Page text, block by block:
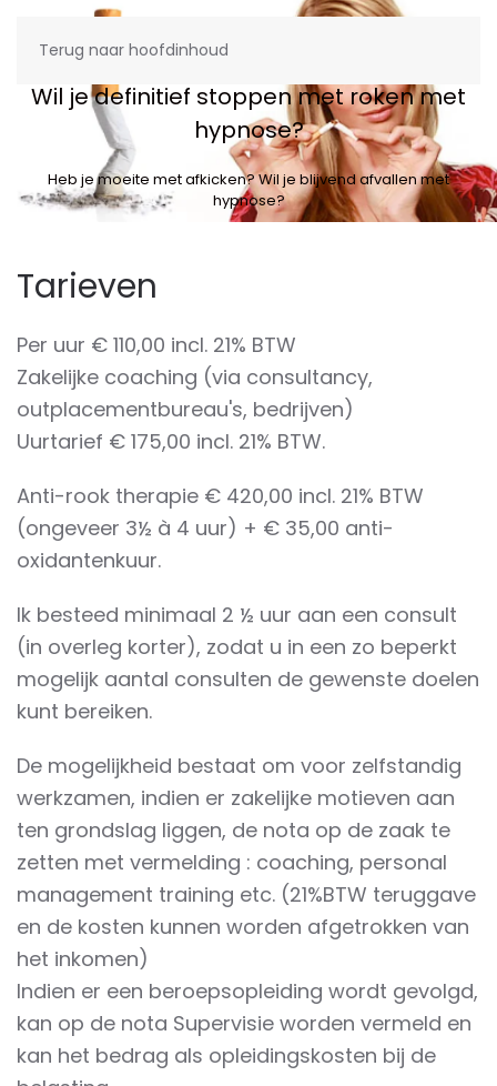
Terug naar hoofdinhoud
Wil je definitief stoppen met roken met
hypnose?
Heb je moeite met afkicken? Wil je blijvend afvallen met
hypnose?
Tarieven
Per uur € 110,00 incl. 21% BTW
Zakelijke coaching (via consultancy,
outplacementbureau's, bedrijven)
Uurtarief € 175,00 incl. 21% BTW.
Anti-rook therapie € 420,00 incl. 21% BTW
(ongeveer 3½ à 4 uur) + € 35,00 anti-
oxidantenkuur.
Ik besteed minimaal 2 ½ uur aan een consult
(in overleg korter), zodat u in een zo beperkt
mogelijk aantal consulten de gewenste doelen
kunt bereiken.
De mogelijkheid bestaat om voor zelfstandig
werkzamen, indien er zakelijke motieven aan
ten grondslag liggen, de nota op de zaak te
zetten met vermelding : coaching, personal
management training etc. (21%BTW teruggave
en de kosten kunnen worden afgetrokken van
het inkomen)
Indien er een beroepsopleiding wordt gevolgd,
kan op de nota Supervisie worden vermeld en
kan het bedrag als opleidingskosten bij de